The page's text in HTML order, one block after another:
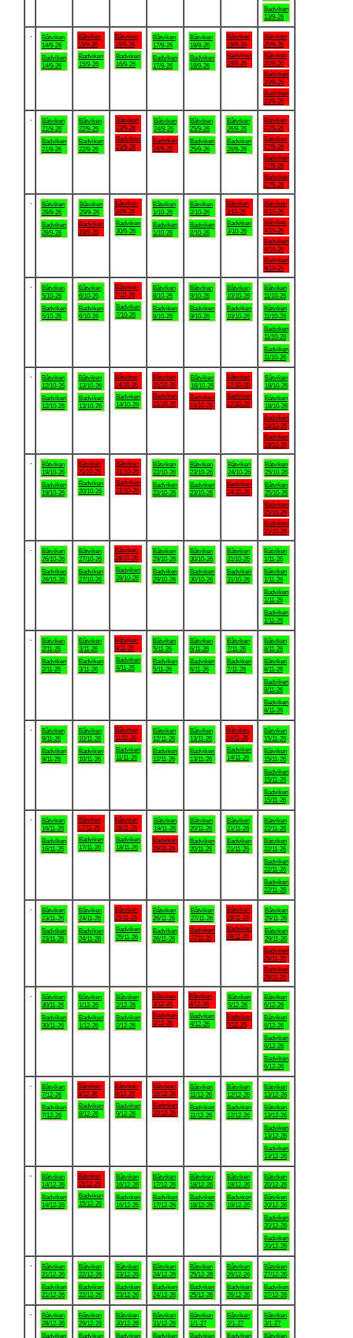
Badviken
13/9-26
Båtviken
14/9-26
Badviken
14/9-26
Båtviken
15/9-26
Badviken
15/9-26
Båtviken
16/9-26
Badviken
16/9-26
Båtviken
17/9-26
Badviken
17/9-26
Båtviken
18/9-26
Badviken
18/9-26
Båtviken
19/9-26
Badviken
19/9-26
Båtviken
20/9-26
Båtviken
20/9-26
Badviken
20/9-26
Badviken
20/9-26
Båtviken
21/9-26
Badviken
21/9-26
Båtviken
22/9-26
Badviken
22/9-26
Båtviken
23/9-26
Badviken
23/9-26
Båtviken
24/9-26
Badviken
24/9-26
Båtviken
25/9-26
Badviken
25/9-26
Båtviken
26/9-26
Badviken
26/9-26
Båtviken
27/9-26
Båtviken
27/9-26
Badviken
27/9-26
Badviken
27/9-26
Båtviken
28/9-26
Badviken
28/9-26
Båtviken
29/9-26
Badviken
29/9-26
Båtviken
30/9-26
Badviken
30/9-26
Båtviken
1/10-26
Badviken
1/10-26
Båtviken
2/10-26
Badviken
2/10-26
Båtviken
3/10-26
Badviken
3/10-26
Båtviken
4/10-26
Båtviken
4/10-26
Badviken
4/10-26
Badviken
4/10-26
Båtviken
5/10-26
Badviken
5/10-26
Båtviken
6/10-26
Badviken
6/10-26
Båtviken
7/10-26
Badviken
7/10-26
Båtviken
8/10-26
Badviken
8/10-26
Båtviken
9/10-26
Badviken
9/10-26
Båtviken
10/10-26
Badviken
10/10-26
Båtviken
11/10-26
Båtviken
11/10-26
Badviken
11/10-26
Badviken
11/10-26
Båtviken
12/10-26
Badviken
12/10-26
Båtviken
13/10-26
Badviken
13/10-26
Båtviken
14/10-26
Badviken
14/10-26
Båtviken
15/10-26
Badviken
15/10-26
Båtviken
16/10-26
Badviken
16/10-26
Båtviken
17/10-26
Badviken
17/10-26
Båtviken
18/10-26
Båtviken
18/10-26
Badviken
18/10-26
Badviken
18/10-26
Båtviken
19/10-26
Badviken
19/10-26
Båtviken
20/10-26
Badviken
20/10-26
Båtviken
21/10-26
Badviken
21/10-26
Båtviken
22/10-26
Badviken
22/10-26
Båtviken
23/10-26
Badviken
23/10-26
Båtviken
24/10-26
Badviken
24/10-26
Båtviken
25/10-26
Båtviken
25/10-26
Badviken
25/10-26
Badviken
25/10-26
Båtviken
26/10-26
Badviken
26/10-26
Båtviken
27/10-26
Badviken
27/10-26
Båtviken
28/10-26
Badviken
28/10-26
Båtviken
29/10-26
Badviken
29/10-26
Båtviken
30/10-26
Badviken
30/10-26
Båtviken
31/10-26
Badviken
31/10-26
Båtviken
1/11-26
Båtviken
1/11-26
Badviken
1/11-26
Badviken
1/11-26
Båtviken
2/11-26
Badviken
2/11-26
Båtviken
3/11-26
Badviken
3/11-26
Båtviken
4/11-26
Badviken
4/11-26
Båtviken
5/11-26
Badviken
5/11-26
Båtviken
6/11-26
Badviken
6/11-26
Båtviken
7/11-26
Badviken
7/11-26
Båtviken
8/11-26
Båtviken
8/11-26
Badviken
8/11-26
Badviken
8/11-26
Båtviken
9/11-26
Badviken
9/11-26
Båtviken
10/11-26
Badviken
10/11-26
Båtviken
11/11-26
Badviken
11/11-26
Båtviken
12/11-26
Badviken
12/11-26
Båtviken
13/11-26
Badviken
13/11-26
Båtviken
14/11-26
Badviken
14/11-26
Båtviken
15/11-26
Båtviken
15/11-26
Badviken
15/11-26
Badviken
15/11-26
Båtviken
16/11-26
Badviken
16/11-26
Båtviken
17/11-26
Badviken
17/11-26
Båtviken
18/11-26
Badviken
18/11-26
Båtviken
19/11-26
Badviken
19/11-26
Båtviken
20/11-26
Badviken
20/11-26
Båtviken
21/11-26
Badviken
21/11-26
Båtviken
22/11-26
Båtviken
22/11-26
Badviken
22/11-26
Badviken
22/11-26
Båtviken
23/11-26
Badviken
23/11-26
Båtviken
24/11-26
Badviken
24/11-26
Båtviken
25/11-26
Badviken
25/11-26
Båtviken
26/11-26
Badviken
26/11-26
Båtviken
27/11-26
Badviken
27/11-26
Båtviken
28/11-26
Badviken
28/11-26
Båtviken
29/11-26
Båtviken
29/11-26
Badviken
29/11-26
Badviken
29/11-26
Båtviken
30/11-26
Badviken
30/11-26
Båtviken
1/12-26
Badviken
1/12-26
Båtviken
2/12-26
Badviken
2/12-26
Båtviken
3/12-26
Badviken
3/12-26
Båtviken
4/12-26
Badviken
4/12-26
Båtviken
5/12-26
Badviken
5/12-26
Båtviken
6/12-26
Båtviken
6/12-26
Badviken
6/12-26
Badviken
6/12-26
Båtviken
7/12-26
Badviken
7/12-26
Båtviken
8/12-26
Badviken
8/12-26
Båtviken
9/12-26
Badviken
9/12-26
Båtviken
10/12-26
Badviken
10/12-26
Båtviken
11/12-26
Badviken
11/12-26
Båtviken
12/12-26
Badviken
12/12-26
Båtviken
13/12-26
Båtviken
13/12-26
Badviken
13/12-26
Badviken
13/12-26
Båtviken
14/12-26
Badviken
14/12-26
Båtviken
15/12-26
Badviken
15/12-26
Båtviken
16/12-26
Badviken
16/12-26
Båtviken
17/12-26
Badviken
17/12-26
Båtviken
18/12-26
Badviken
18/12-26
Båtviken
19/12-26
Badviken
19/12-26
Båtviken
20/12-26
Båtviken
20/12-26
Badviken
20/12-26
Badviken
20/12-26
Båtviken
21/12-26
Badviken
21/12-26
Båtviken
22/12-26
Badviken
22/12-26
Båtviken
23/12-26
Badviken
23/12-26
Båtviken
24/12-26
Badviken
24/12-26
Båtviken
25/12-26
Badviken
25/12-26
Båtviken
26/12-26
Badviken
26/12-26
Båtviken
27/12-26
Badviken
27/12-26
Båtviken
28/12-26
Badviken
Båtviken
29/12-26
Badviken
Båtviken
30/12-26
Badviken
Båtviken
31/12-26
Badviken
Båtviken
1/1-27
Badviken
Båtviken
2/1-27
Badviken
Båtviken
3/1-27
Båtviken